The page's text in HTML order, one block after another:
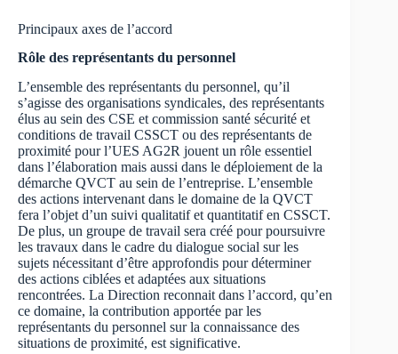
Principaux axes de l’accord
Rôle des représentants du personnel
L’ensemble des représentants du personnel, qu’il
s’agisse des organisations syndicales, des représentants
élus au sein des CSE et commission santé sécurité et
conditions de travail CSSCT ou des représentants de
proximité pour l’UES AG2R jouent un rôle essentiel
dans l’élaboration mais aussi dans le déploiement de la
démarche QVCT au sein de l’entreprise. L’ensemble
des actions intervenant dans le domaine de la QVCT
fera l’objet d’un suivi qualitatif et quantitatif en CSSCT.
De plus, un groupe de travail sera créé pour poursuivre
les travaux dans le cadre du dialogue social sur les
sujets nécessitant d’être approfondis pour déterminer
des actions ciblées et adaptées aux situations
rencontrées. La Direction reconnait dans l’accord, qu’en
ce domaine, la contribution apportée par les
représentants du personnel sur la connaissance des
situations de proximité, est significative.